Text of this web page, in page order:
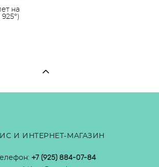
на
И ИНТЕРНЕТ-МАГАЗИН
+7 (925) 884-07-84